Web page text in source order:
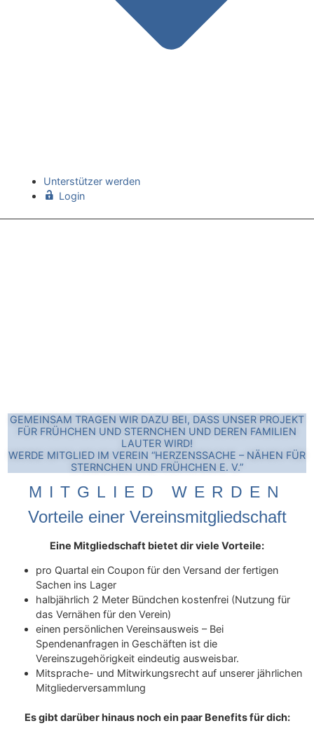
Unterstützer werden
Login
GEMEINSAM TRAGEN WIR DAZU BEI, DASS UNSER PROJEKT
FÜR FRÜHCHEN UND STERNCHEN UND DEREN FAMILIEN
LAUTER WIRD!
WERDE MITGLIED IM VEREIN “HERZENSSACHE – NÄHEN FÜR
STERNCHEN UND FRÜHCHEN E. V.”
MITGLIED WERDEN
Vorteile einer Vereinsmitgliedschaft
Eine Mitgliedschaft bietet dir viele Vorteile:
pro Quartal ein Coupon für den Versand der fertigen
Sachen ins Lager
halbjährlich 2 Meter Bündchen kostenfrei (Nutzung für
das Vernähen für den Verein)
einen persönlichen Vereinsausweis – Bei
Spendenanfragen in Geschäften ist die
Vereinszugehörigkeit eindeutig ausweisbar.
Mitsprache- und Mitwirkungsrecht auf unserer jährlichen
Mitgliederversammlung
Es gibt darüber hinaus noch ein paar Benefits für dich: